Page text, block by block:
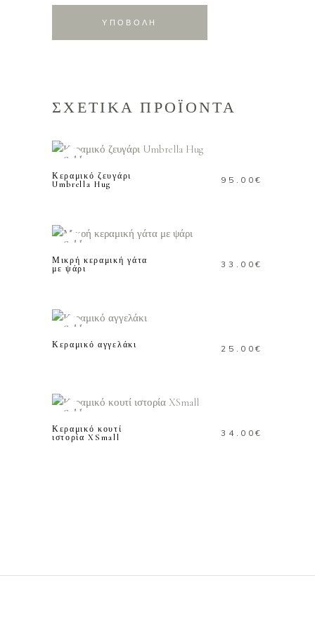
ΣΧΕΤΙΚΑ ΠΡΟΪΟΝΤΑ
Sold
Κεραμικό ζευγάρι
Umbrella Hug
95.00€
Sold
Μικρή κεραμική γάτα
με ψάρι
33.00€
Sold
Κεραμικό αγγελάκι 25.00€
Sold
Κεραμικό κουτί
ιστορία XSmall
34.00€